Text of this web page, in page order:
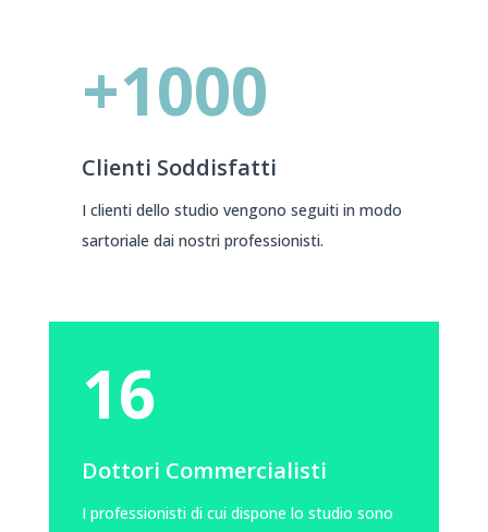
+1000
Clienti Soddisfatti
I clienti dello studio vengono seguiti in modo
sartoriale dai nostri professionisti.
16
Dottori Commercialisti
I professionisti di cui dispone lo studio sono